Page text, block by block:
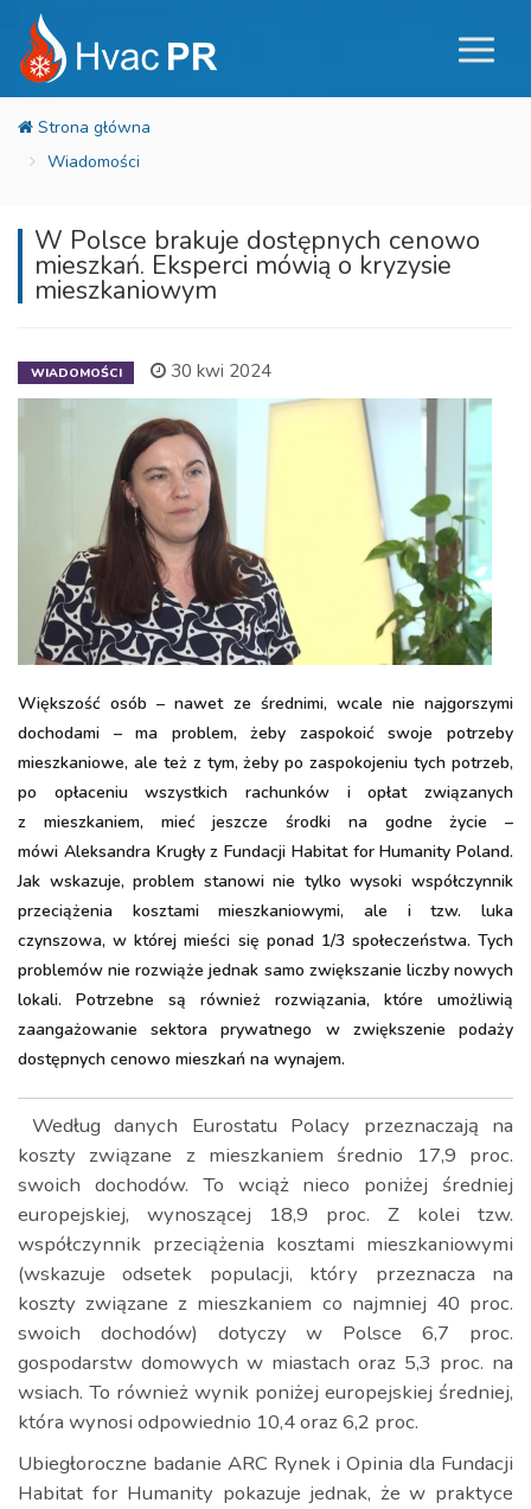
Wiadomości
W Polsce brakuje dostępnych cenowo
mieszkań. Eksperci mówią o kryzysie
mieszkaniowym
WIADOMOŚCI 30 kwi 2024
Większość osób – nawet ze średnimi, wcale nie najgorszymi
dochodami – ma problem, żeby zaspokoić swoje potrzeby
mieszkaniowe, ale też z tym, żeby po zaspokojeniu tych potrzeb,
po opłaceniu wszystkich rachunków i opłat związanych
z mieszkaniem, mieć jeszcze środki na godne życie –
mówi Aleksandra Krugły z Fundacji Habitat for Humanity Poland.
Jak wskazuje, problem stanowi nie tylko wysoki współczynnik
przeciążenia kosztami mieszkaniowymi, ale i tzw. luka
czynszowa, w której mieści się ponad 1/3 społeczeństwa. Tych
problemów nie rozwiąże jednak samo zwiększanie liczby nowych
lokali. Potrzebne są również rozwiązania, które umożliwią
zaangażowanie sektora prywatnego w zwiększenie podaży
dostępnych cenowo mieszkań na wynajem.
Według danych Eurostatu Polacy przeznaczają na
koszty związane z mieszkaniem średnio 17,9 proc.
swoich dochodów. To wciąż nieco poniżej średniej
europejskiej, wynoszącej 18,9 proc. Z kolei tzw.
współczynnik przeciążenia kosztami mieszkaniowymi
(wskazuje odsetek populacji, który przeznacza na
koszty związane z mieszkaniem co najmniej 40 proc.
swoich dochodów) dotyczy w Polsce 6,7 proc.
gospodarstw domowych w miastach oraz 5,3 proc. na
wsiach. To również wynik poniżej europejskiej średniej,
która wynosi odpowiednio 10,4 oraz 6,2 proc.
Ubiegłoroczne badanie ARC Rynek i Opinia dla Fundacji
Habitat for Humanity pokazuje jednak, że w praktyce